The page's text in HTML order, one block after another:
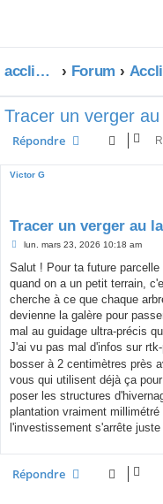
acclimatons.com Forum
Tracer un verger
Répondre
Victor G
Tracer un verger au
M
s
a
g
lun. mars 23, 2026 10:18 am
Salut ! Pour ta future
quand on a un petit terrain,
cherche à ce que chaque
devienne la galère pour
mal au guidage ultra-précis
J'ai vu pas mal d'infos sur
bosser à 2 centimètres près
vous qui utilisent déjà ça
poser les structures
plantation vraiment
l'investissement s'arrête
Répondre